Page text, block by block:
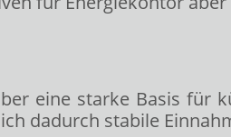
eine starke Basis für
dadurch stabile